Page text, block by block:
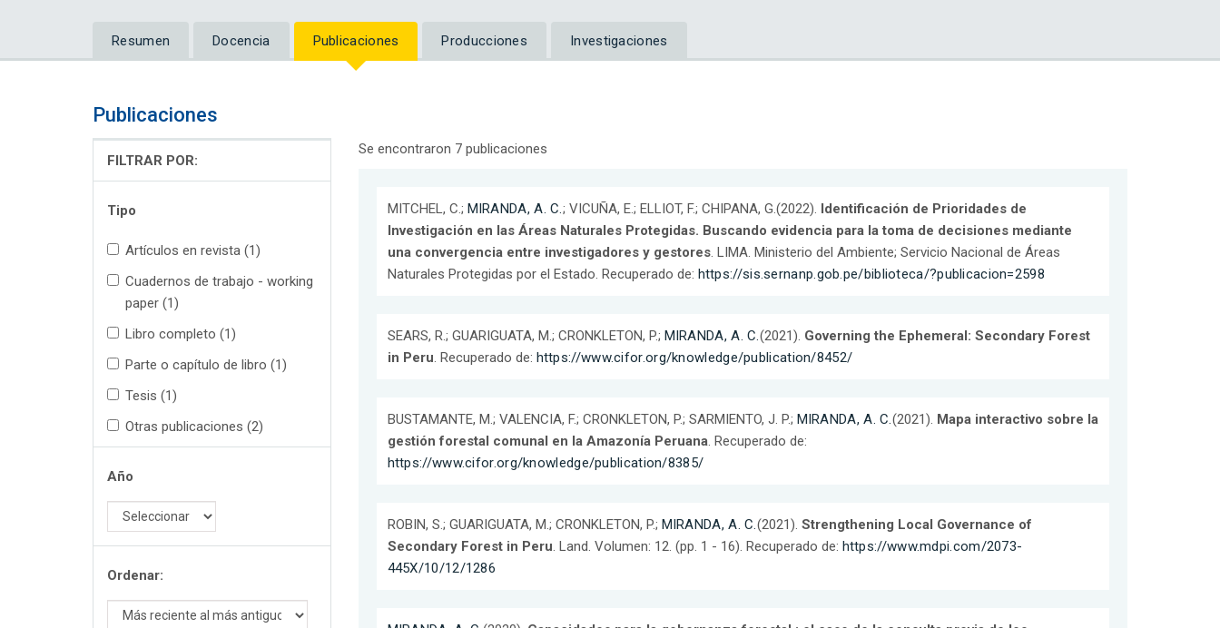
Resumen Docencia Publicaciones Producciones Investigaciones
Publicaciones
FILTRAR POR:
Tipo
Artículos en revista (1)
Cuadernos de trabajo - working
paper (1)
Libro completo (1)
Parte o capítulo de libro (1)
Tesis (1)
Otras publicaciones (2)
Año
Ordenar:
Se encontraron 7 publicaciones
MITCHEL, C.; MIRANDA, A. C.; VICUÑA, E.; ELLIOT, F.; CHIPANA, G.(2022). Identificación de Prioridades de
Investigación en las Áreas Naturales Protegidas. Buscando evidencia para la toma de decisiones mediante
una convergencia entre investigadores y gestores. LIMA. Ministerio del Ambiente; Servicio Nacional de Áreas
Naturales Protegidas por el Estado. Recuperado de: https://sis.sernanp.gob.pe/biblioteca/?publicacion=2598
SEARS, R.; GUARIGUATA, M.; CRONKLETON, P.; MIRANDA, A. C.(2021). Governing the Ephemeral: Secondary Forest
in Peru. Recuperado de: https://www.cifor.org/knowledge/publication/8452/
BUSTAMANTE, M.; VALENCIA, F.; CRONKLETON, P.; SARMIENTO, J. P.; MIRANDA, A. C.(2021). Mapa interactivo sobre la
gestión forestal comunal en la Amazonía Peruana. Recuperado de:
https://www.cifor.org/knowledge/publication/8385/
ROBIN, S.; GUARIGUATA, M.; CRONKLETON, P.; MIRANDA, A. C.(2021). Strengthening Local Governance of
Secondary Forest in Peru. Land. Volumen: 12. (pp. 1 - 16). Recuperado de: https://www.mdpi.com/2073-
445X/10/12/1286